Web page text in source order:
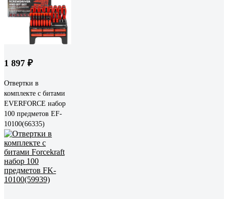
1 897 ₽
Отвертки в
комплекте с битами
EVERFORCE набор
100 предметов EF-
10100(66335)